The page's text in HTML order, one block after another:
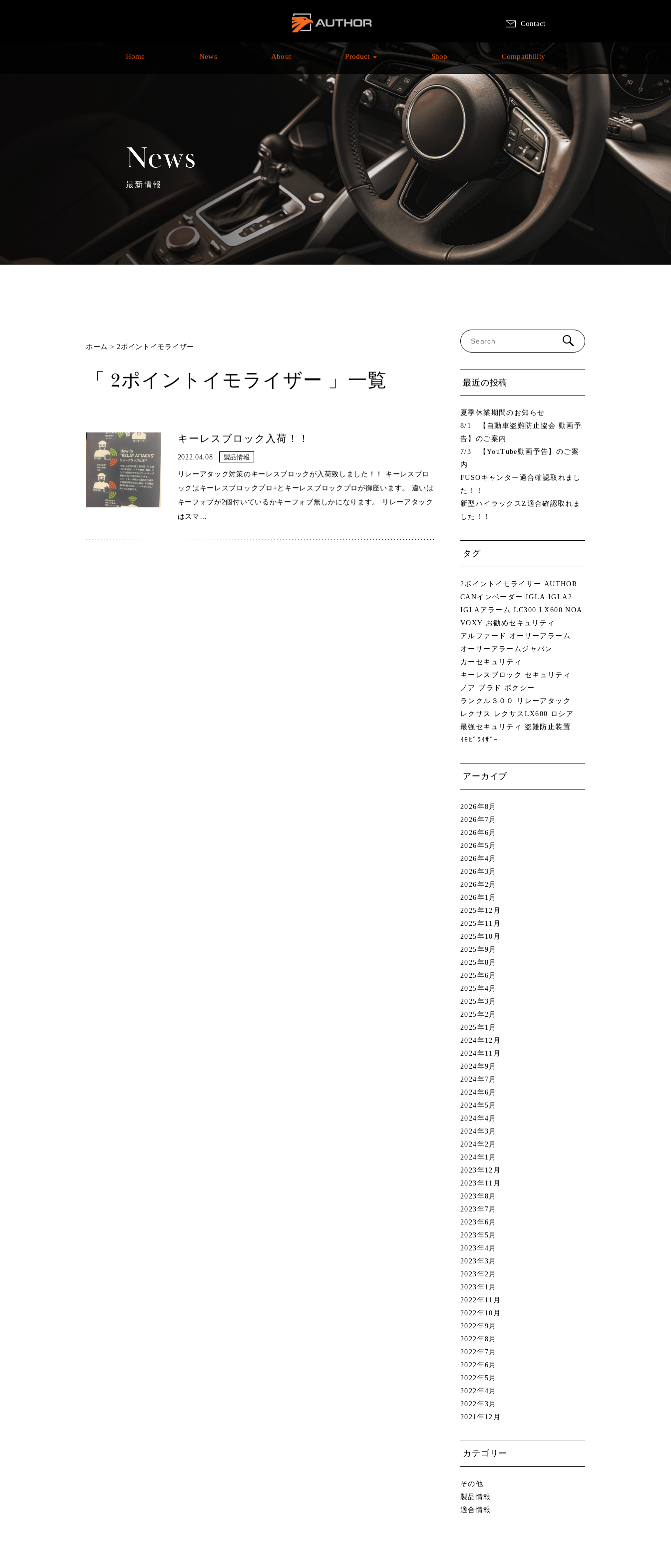
ーサーアラーム home
Contact
Home News About Product Shop Compatibility
News
最新情報
ホーム >2ポイントイモライザー
「 2ポイントイモライザー 」一覧
キーレスブロック入荷！！
2022.04.08 製品情報
リレーアタック対策のキーレスブロックが入荷致しました！！ キーレスブロ
ックはキーレスブロックプロ+とキーレスブロックプロが御座います。 違いは
キーフォブが2個付いているかキーフォブ無しかになります。 リレーアタック
はスマ
最近の投稿
夏季休業期間のお知らせ
8/1 【自動車盗難防止協会 動画予
告】のご案内
7/3 【YouTube動画予告】のご案
内
FUSOキャンター適合確認取れまし
た！！
新型ハイラックスZ適合確認取れま
した！！
タグ
2ポイントイモライザー AUTHOR
CANインベーダー IGLA IGLA2
IGLAアラーム LC300 LX600 NOA
VOXY お勧めセキュリティ
アルファード
オーサーアラーム
オーサーアラームジャパン
カーセキュリティ
キーレスブロック
セキュリティ
ノア プラド
ボクシー
ランクル３００
リレーアタック
レクサス
レクサスLX600 ロシア
最強セキュリティ
盗難防止装置
ｲﾓﾋﾞﾗｲｻﾞｰ
アーカイブ
2026年8月
2026年7月
2026年6月
2026年5月
2026年4月
2026年3月
2026年2月
2026年1月
2025年12月
2025年11月
2025年10月
2025年9月
2025年8月
2025年6月
2025年4月
2025年3月
2025年2月
2025年1月
2024年12月
2024年11月
2024年9月
2024年7月
2024年6月
2024年5月
2024年4月
2024年3月
2024年2月
2024年1月
2023年12月
2023年11月
2023年8月
2023年7月
2023年6月
2023年5月
2023年4月
2023年3月
2023年2月
2023年1月
2022年11月
2022年10月
2022年9月
2022年8月
2022年7月
2022年6月
2022年5月
2022年4月
2022年3月
2021年12月
カテゴリー
その他
製品情報
適合情報